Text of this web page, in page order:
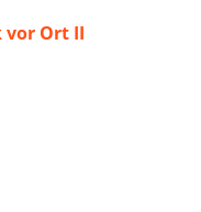
vor Ort II